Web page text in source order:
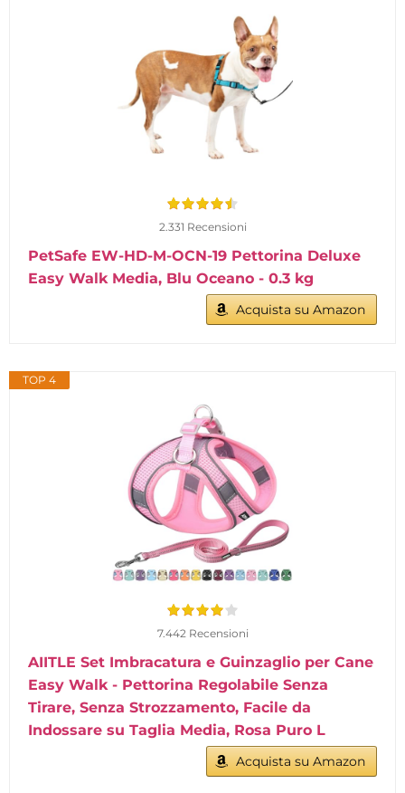
2.331 Recensioni
PetSafe EW-HD-M-OCN-19 Pettorina Deluxe
Easy Walk Media, Blu Oceano - 0.3 kg
Acquista su Amazon
TOP 4
7.442 Recensioni
AIITLE Set Imbracatura e Guinzaglio per Cane
Easy Walk - Pettorina Regolabile Senza
Tirare, Senza Strozzamento, Facile da
Indossare su Taglia Media, Rosa Puro L
Acquista su Amazon